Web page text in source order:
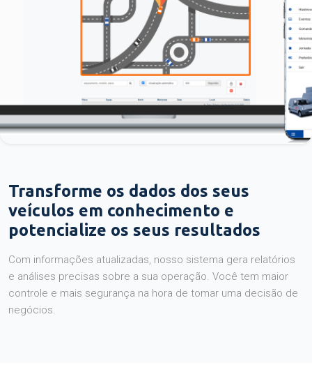
Transforme os dados dos seus
veículos em conhecimento e
potencialize os seus resultados
Com informações atualizadas, nosso sistema gera relatórios
e análises precisas sobre a sua operação. Você tem maior
controle e mais segurança na hora de tomar uma decisão de
negócios.